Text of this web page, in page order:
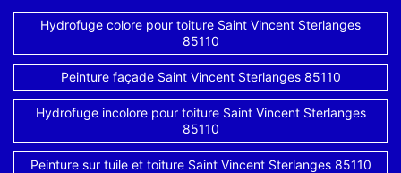
Hydrofuge colore pour toiture Saint Vincent Sterlanges
85110
Peinture façade Saint Vincent Sterlanges 85110
Hydrofuge incolore pour toiture Saint Vincent Sterlanges
85110
Peinture sur tuile et toiture Saint Vincent Sterlanges 85110